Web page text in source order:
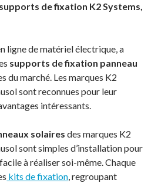
de fixation K2 Systems,
ligne de matériel électrique, a
supports de fixation panneau
du marché. Les marques K2
sont reconnues pour leur
intéressants.
solaires des marques K2
sont simples d’installation pour
à réaliser soi-même. Chaque
kits de fixation, regroupant